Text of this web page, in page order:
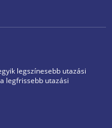
legszínesebb utazási
legfrissebb utazási